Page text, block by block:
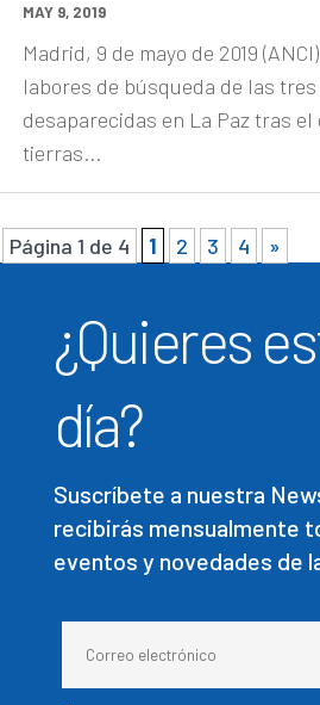
MAY 9, 2019
Madrid, 9 de mayo de 2019
labores de búsqueda de las
desaparecidas en La Paz tras
tierras...
Página 1 de 4 1 2 3 4 »
¿Quieres
día?
Suscríbete a nuestra
recibirás mensualmente
eventos y novedades de